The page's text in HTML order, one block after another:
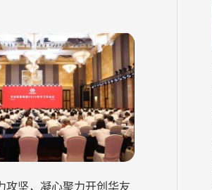
攻坚，凝心聚力开创华友